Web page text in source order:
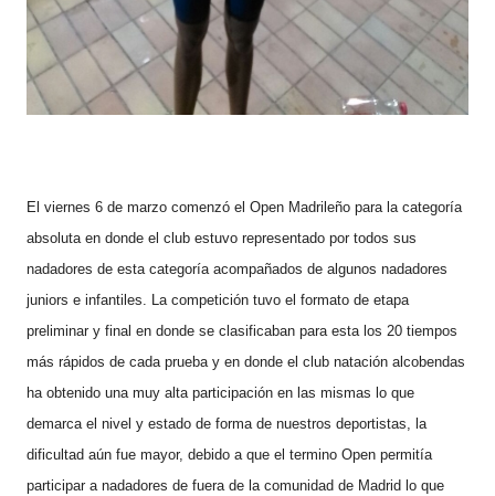
E l viernes 6 de marzo comenzó el Open Madrileño para la categoría
absoluta en donde el club estuvo representado por todos sus
nadadores de esta categoría acompañados de algunos nadadores
juniors e infantiles. La competición tuvo el formato de etapa
preliminar y final en donde se clasificaban para esta los 20 tiempos
más rápidos de cada prueba y en donde el club natación alcobendas
ha obtenido una muy alta participación en las mismas lo que
demarca el nivel y estado de forma de nuestros deportistas, la
dificultad aún fue mayor, debido a que el termino Open permitía
participar a nadadores de fuera de la comunidad de Madrid lo que